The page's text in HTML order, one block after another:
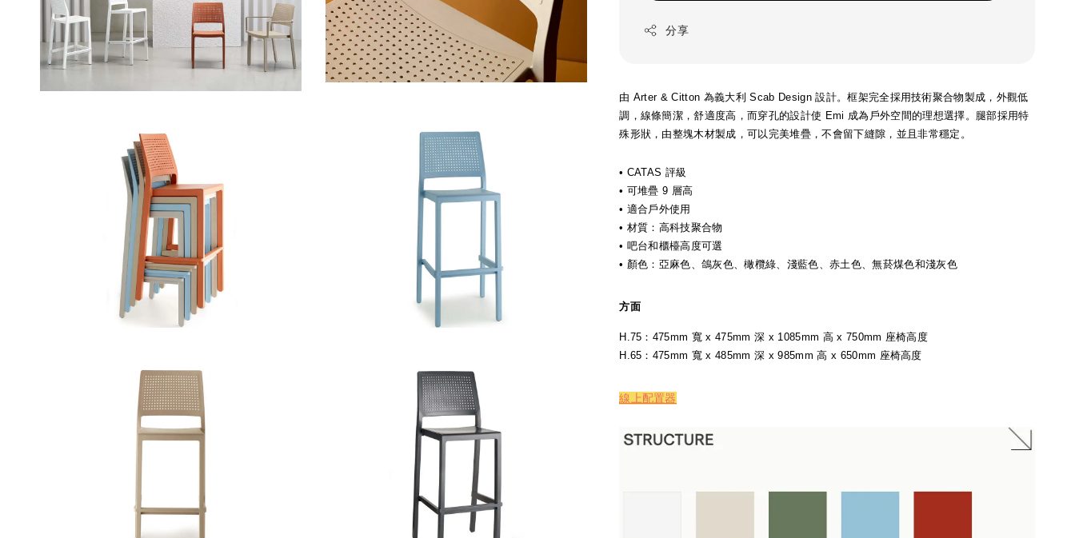
分享
由 Arter & Citton 為義大利 Scab Design 設計。框架完全採用技術聚合物製成，外觀低
調，線條簡潔，舒適度高，而穿孔的設計使 Emi 成為戶外空間的理想選擇。腿部採用特
殊形狀，由整塊木材製成，可以完美堆疊，不會留下縫隙，並且非常穩定。
• CATAS 評級
• 可堆疊 9 層高
• 適合戶外使用
• 材質：高科技聚合物
• 吧台和櫃檯高度可選
• 顏色：亞麻色、鴿灰色、橄欖綠、淺藍色、赤土色、無菸煤色和淺灰色
方面
H.75：475mm 寬 x 475mm 深 x 1085mm 高 x 750mm 座椅高度
H.65：475mm 寬 x 485mm 深 x 985mm 高 x 650mm 座椅高度
線上配置器